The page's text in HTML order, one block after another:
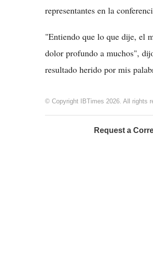
representantes en la
"Entiendo que lo que dije, el
dolor profundo a muchos",
resultado herido por mis
© Copyright IBTimes 2026. All rights
Request a